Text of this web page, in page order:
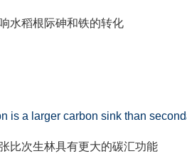
水稻根际砷和铁的转化
is a larger carbon sink than
比次生林具有更大的碳汇功能